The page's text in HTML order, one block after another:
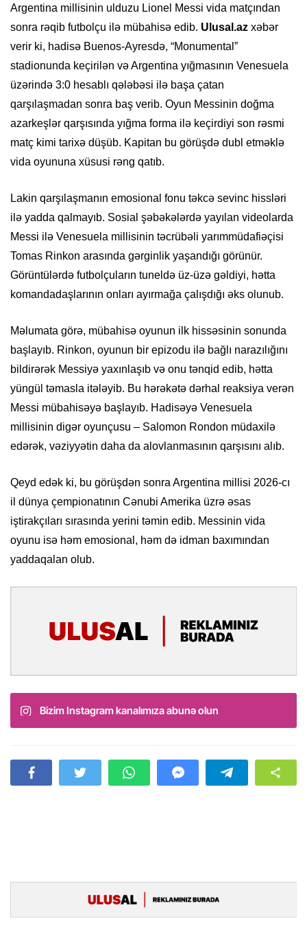
Argentina millisinin ulduzu Lionel Messi vida matçından
sonra rəqib futbolçu ilə mübahisə edib. Ulusal.az xəbər
verir ki, hadisə Buenos-Ayresdə, “Monumental”
stadionunda keçirilən və Argentina yığmasının Venesuela
üzərində 3:0 hesablı qələbəsi ilə başa çatan
qarşılaşmadan sonra baş verib. Oyun Messinin doğma
azarkeşlər qarşısında yığma forma ilə keçirdiyi son rəsmi
matç kimi tarixə düşüb. Kapitan bu görüşdə dubl etməklə
vida oyununa xüsusi rəng qatıb.
Lakin qarşılaşmanın emosional fonu təkcə sevinc hissləri
ilə yadda qalmayıb. Sosial şəbəkələrdə yayılan videolarda
Messi ilə Venesuela millisinin təcrübəli yarımmüdafiəçisi
Tomas Rinkon arasında gərginlik yaşandığı görünür.
Görüntülərdə futbolçuların tuneldə üz-üzə gəldiyi, hətta
komandadaşlarının onları ayırmağa çalışdığı əks olunub.
Məlumata görə, mübahisə oyunun ilk hissəsinin sonunda
başlayıb. Rinkon, oyunun bir epizodu ilə bağlı narazılığını
bildirərək Messiyə yaxınlaşıb və onu tənqid edib, hətta
yüngül təmasla itələyib. Bu hərəkətə dərhal reaksiya verən
Messi mübahisəyə başlayıb. Hadisəyə Venesuela
millisinin digər oyunçusu – Salomon Rondon müdaxilə
edərək, vəziyyətin daha da alovlanmasının qarşısını alıb.
Qeyd edək ki, bu görüşdən sonra Argentina millisi 2026-cı
il dünya çempionatının Cənubi Amerika üzrə əsas
iştirakçıları sırasında yerini təmin edib. Messinin vida
oyunu isə həm emosional, həm də idman baxımından
yaddaqalan olub.
Bizim Instagram kanalımıza abunə olun